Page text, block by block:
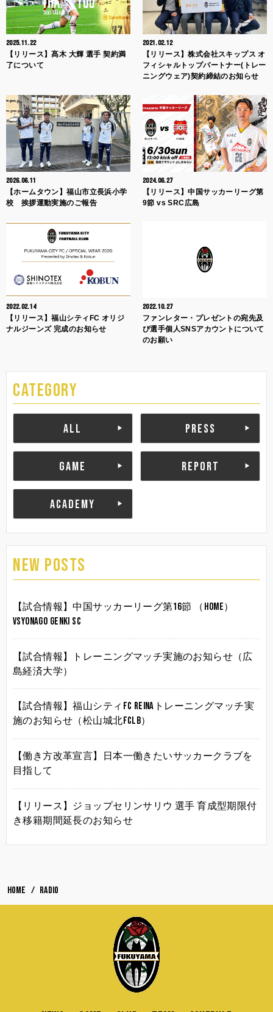
2025.11.22
【リリース】髙木 大輝 選手 契約満
了について
2021.02.12
【リリース】株式会社スキップス オ
フィシャルトップパートナー(トレー
ニングウェア)契約締結のお知らせ
2026.06.11
【ホームタウン】福山市立長浜小学
校 挨拶運動実施のご報告
2024.06.27
【リリース】中国サッカーリーグ第
9節 vs SRC広島
2022.02.14
【リリース】福山シティFC オリジ
ナルジーンズ 完成のお知らせ
2022.10.27
ファンレター・プレゼントの宛先及
び選手個人SNSアカウントについて
のお願い
CATEGORY
ALL PRESS
GAME REPORT
ACADEMY
NEW POSTS
【試合情報】中国サッカーリーグ第16節 （HOME）
vsYonago Genki SC
【試合情報】トレーニングマッチ実施のお知らせ（広
島経済大学）
【試合情報】福山シティFC Reinaトレーニングマッチ実
施のお知らせ（松山城北FCLB）
【働き方改革宣言】日本一働きたいサッカークラブを
目指して
【リリース】ジョップセリンサリウ 選手 育成型期限付
き移籍期間延長のお知らせ
HOME radio